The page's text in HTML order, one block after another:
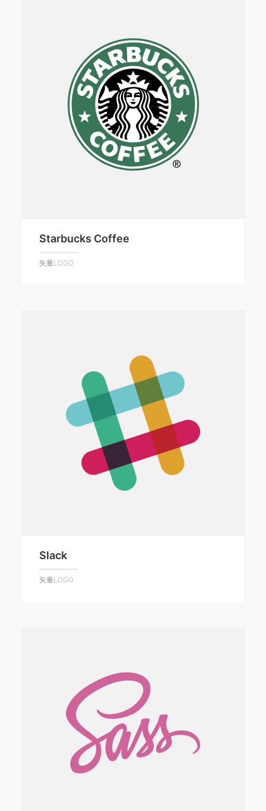
Starbucks Coffee
矢量LOGO
Slack
矢量LOGO